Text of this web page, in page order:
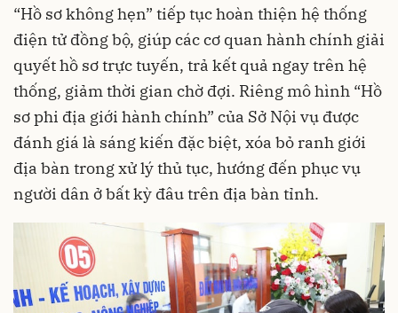
“Hồ sơ không hẹn” tiếp tục hoàn thiện hệ thống
điện tử đồng bộ, giúp các cơ quan hành chính giải
quyết hồ sơ trực tuyến, trả kết quả ngay trên hệ
thống, giảm thời gian chờ đợi. Riêng mô hình “Hồ
sơ phi địa giới hành chính” của Sở Nội vụ được
đánh giá là sáng kiến đặc biệt, xóa bỏ ranh giới
địa bàn trong xử lý thủ tục, hướng đến phục vụ
người dân ở bất kỳ đâu trên địa bàn tỉnh.